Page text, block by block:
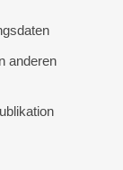
anderen